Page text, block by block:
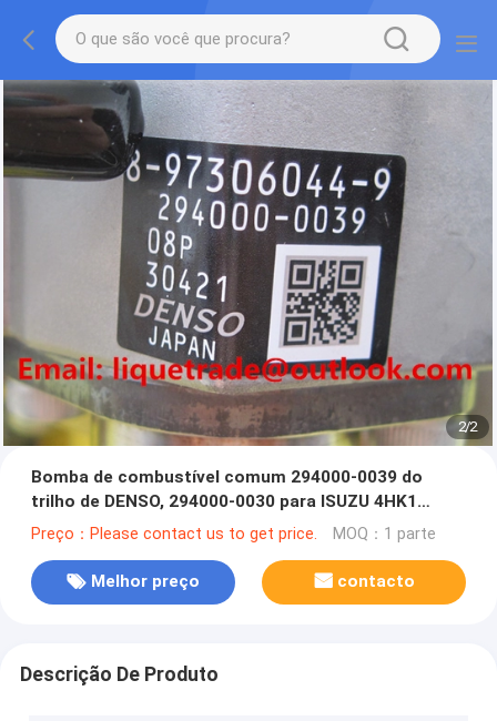
2/2
Bomba de combustível comum 294000-0039 do
trilho de DENSO, 294000-0030 para ISUZU 4HK1
8973060449, 8973060440, 8973060441
Preço：Please contact us to get price. MOQ：1 parte
Melhor preço contacto
Descrição De Produto